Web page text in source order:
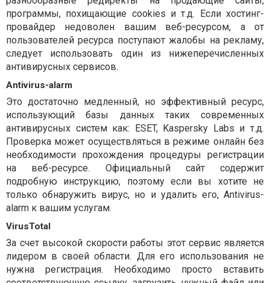
программы, похищающие cookies и т.д. Если хостинг-
провайдер недоволен вашим веб-ресурсом, а от
пользователей ресурса поступают жалобы на рекламу,
следует использовать один из нижеперечисленных
антивирусных сервисов.
Antivirus-alarm
Это достаточно медленный, но эффективный ресурс,
использующий базы данных таких современных
антивирусных систем как: ESET, Kaspersky Labs и т.д.
Проверка может осуществляться в режиме онлайн без
необходимости прохождения процедуры регистрации
на веб-ресурсе. Официальный сайт содержит
подробную инструкцию, поэтому если вы хотите не
только обнаружить вирус, но и удалить его, Antivirus-
alarm к вашим услугам.
VirusTotal
За счет высокой скорости работы этот сервис является
лидером в своей области. Для его использования не
нужна регистрация. Необходимо просто вставить